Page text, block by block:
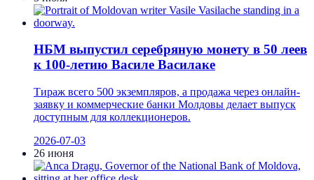
НБМ выпустил серебряную монету в 50 леев
к 100-летию Василе Василаке
Тираж всего 500 экземпляров, а продажа через онлайн-
заявку и коммерческие банки Молдовы делает выпуск
доступным для коллекционеров.
2026-07-03
26 июня